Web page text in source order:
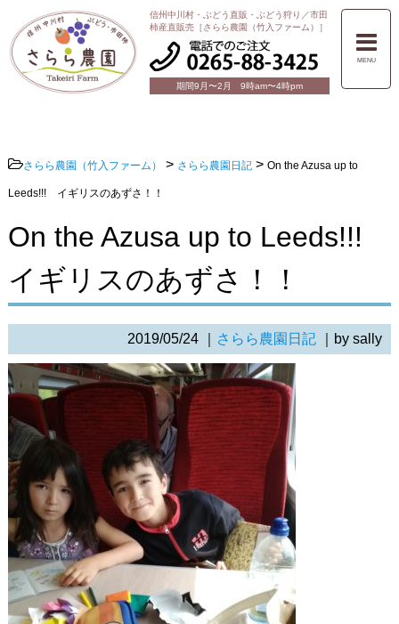
信州中川村・ぶどう直販・ぶどう狩り／市田
柿産直販売［さらら農園（竹入ファーム）］
期間9月〜2月 9時am〜4時pm
MENU
さらら農園（竹入ファーム） > さらら農園日記> On the Azusa up to
Leeds!!! イギリスのあずさ！！
On the Azusa up to Leeds!!!
イギリスのあずさ！！
2019/05/24 さらら農園日記 ｜by sally